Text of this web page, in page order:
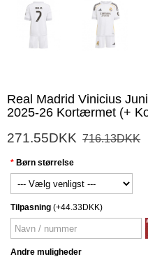
Real Madrid Vinicius
2025-26 Kortærmet (+
271.55DKK 716.13DKK
Børn størrelse
Tilpasning (+44.33DKK)
Andre muligheder